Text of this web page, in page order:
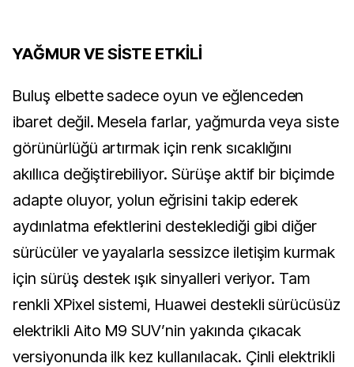
YAĞMUR VE SİSTE ETKİLİ
Buluş elbette sadece oyun ve eğlenceden
ibaret değil. Mesela farlar, yağmurda veya siste
görünürlüğü artırmak için renk sıcaklığını
akıllıca değiştirebiliyor. Sürüşe aktif bir biçimde
adapte oluyor, yolun eğrisini takip ederek
aydınlatma efektlerini desteklediği gibi diğer
sürücüler ve yayalarla sessizce iletişim kurmak
için sürüş destek ışık sinyalleri veriyor. Tam
renkli XPixel sistemi, Huawei destekli sürücüsüz
elektrikli Aito M9 SUV’nin yakında çıkacak
versiyonunda ilk kez kullanılacak. Çinli elektrikli